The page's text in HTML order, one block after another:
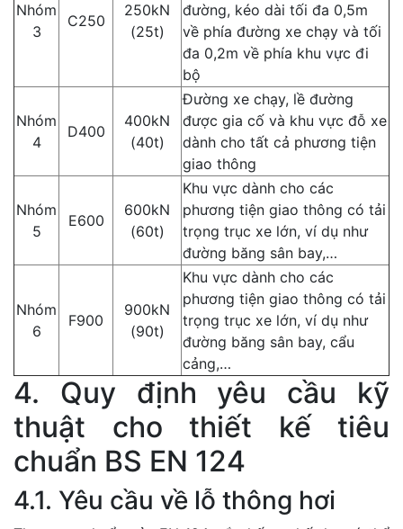
Nhóm
3
C250
250kN
(25t)
đường, kéo dài tối đa 0,5m
về phía đường xe chạy và tối
đa 0,2m về phía khu vực đi
bộ
Nhóm
4
D400
400kN
(40t)
Đường xe chạy, lề đường
được gia cố và khu vực đỗ xe
dành cho tất cả phương tiện
giao thông
Nhóm
5
E600
600kN
(60t)
Khu vực dành cho các
phương tiện giao thông có tải
trọng trục xe lớn, ví dụ như
đường băng sân bay,…
Nhóm
6
F900
900kN
(90t)
Khu vực dành cho các
phương tiện giao thông có tải
trọng trục xe lớn, ví dụ như
đường băng sân bay, cẩu
cảng,…
4. Quy định yêu cầu kỹ
thuật cho thiết kế tiêu
chuẩn BS EN 124
4.1. Yêu cầu về lỗ thông hơi